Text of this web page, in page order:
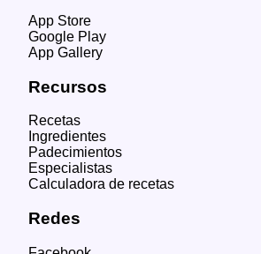
App Store
Google Play
App Gallery
Recursos
Recetas
Ingredientes
Padecimientos
Especialistas
Calculadora de recetas
Redes